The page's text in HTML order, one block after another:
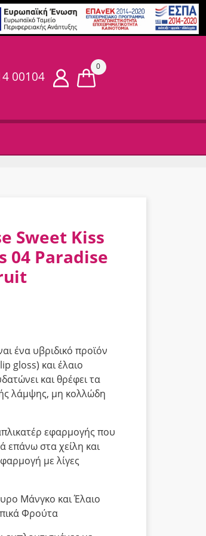
00104
0
Sweet Kiss
04 Paradise
ένα υβριδικό προϊόν
gloss) και έλαιο
και θρέφει τα
λάμψης, μη κολλώδη
εφαρμογής που
επάνω στα χείλη και
με λίγες
Μάνγκο και Έλαιο
Φρούτα